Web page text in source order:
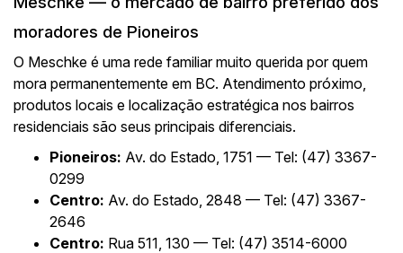
moradores de Pioneiros
O Meschke é uma rede familiar muito querida por quem
mora permanentemente em BC. Atendimento próximo,
produtos locais e localização estratégica nos bairros
residenciais são seus principais diferenciais.
Pioneiros: Av. do Estado, 1751 — Tel: (47) 3367-
0299
Centro: Av. do Estado, 2848 — Tel: (47) 3367-
2646
Centro: Rua 511, 130 — Tel: (47) 3514-6000